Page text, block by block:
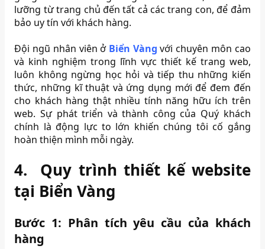
lưỡng từ trang chủ đến tất cả các trang con, để đảm
bảo uy tín với khách hàng.
Đội ngũ nhân viên ở Biển Vàng với chuyên môn cao
và kinh nghiệm trong lĩnh vực thiết kế trang web,
luôn không ngừng học hỏi và tiếp thu những kiến
thức, những kĩ thuật và ứng dụng mới để đem đến
cho khách hàng thật nhiều tính năng hữu ích trên
web. Sự phát triển và thành công của Quý khách
chính là động lực to lớn khiến chúng tôi cố gắng
hoàn thiện mình mỗi ngày.
4.
Quy trình thiết kế website
tại Biển Vàng
Bước 1: Phân tích yêu cầu của khách
hàng